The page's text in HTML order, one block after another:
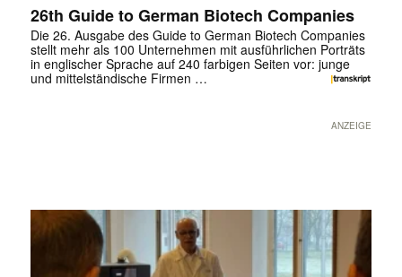
26th Guide to German Biotech Companies
Die 26. Ausgabe des Guide to German Biotech Companies
stellt mehr als 100 Unternehmen mit ausführlichen Porträts
in englischer Sprache auf 240 farbigen Seiten vor: junge
und mittelständische Firmen …
ANZEIGE